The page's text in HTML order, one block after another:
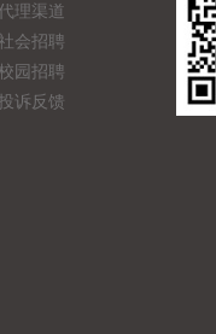
理渠道
会招聘
园招聘
诉反馈